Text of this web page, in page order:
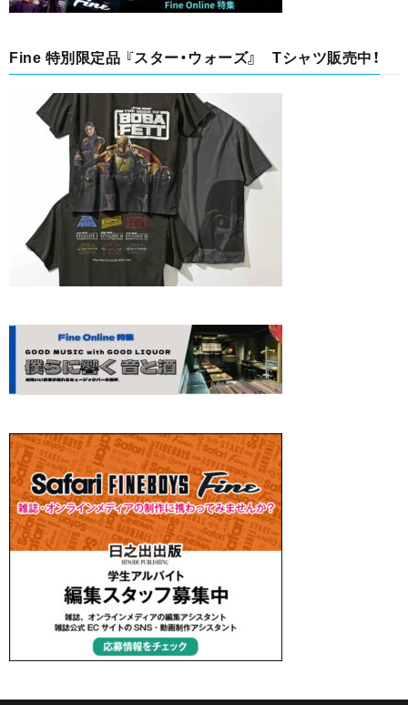
Fine 特別限定品 『スター・ウォーズ』 Tシャツ販売中！